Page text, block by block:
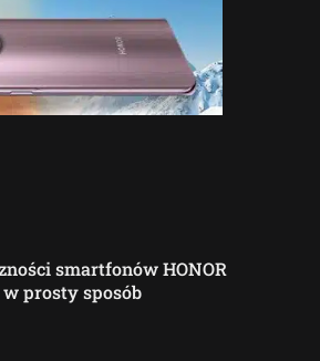
smartfonów HONOR
prosty sposób